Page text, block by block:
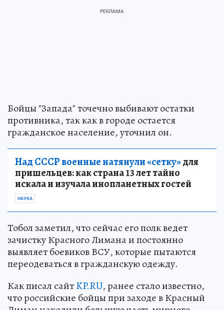
Бойцы "Запада" точечно выбивают остатки
противника, так как в городе остается
гражданское население, уточнил он.
Над СССР военные натянули «сетку»для
пришельцев: как страна 13 лет тайно
искала и изучала инопланетных гостей
НАУКА
Тобол заметил, что сейчас его полк ведет
зачистку Красного Лимана и постоянно
выявляет боевиков ВСУ, которые пытаются
переодеваться в гражданскую одежду.
Как писал сайтKP.RU, ранее стало известно,
что российские бойцы при заходе в Красный